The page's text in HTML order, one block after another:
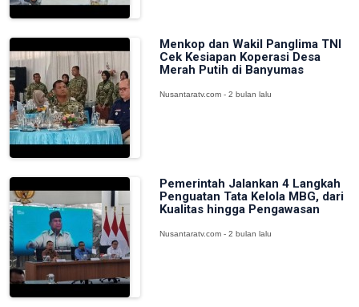
Menkop dan Wakil Panglima TNI
Cek Kesiapan Koperasi Desa
Merah Putih di Banyumas
Nusantaratv.com - 2 bulan lalu
Pemerintah Jalankan 4 Langkah
Penguatan Tata Kelola MBG, dari
Kualitas hingga Pengawasan
Nusantaratv.com - 2 bulan lalu